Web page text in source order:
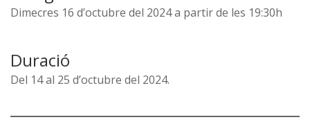
Dimecres 16 d’octubre del 2024 a partir de les 19:30h
Duració
Del 14 al 25 d’octubre del 2024.